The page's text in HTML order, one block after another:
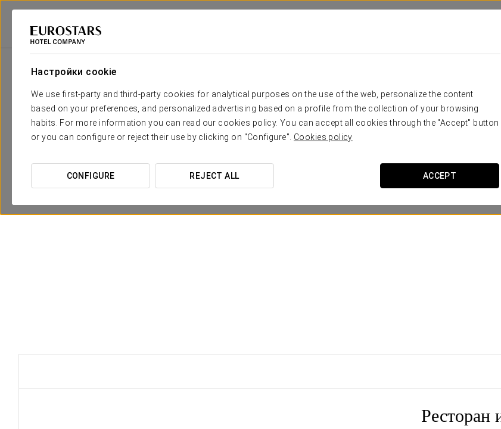
Настройки cookie
We use first-party and third-party cookies for analytical purposes on the use of the web, personalize the content
based on your preferences, and personalized advertising based on a profile from the collection of your browsing
habits. For more information you can read our cookies policy. You can accept all cookies through the "Accept" button
or you can configure or reject their use by clicking on "Configure". Cookies policy
CONFIGURE REJECT ALL ACCEPT
Eurostars Hotel Company
Ресторан